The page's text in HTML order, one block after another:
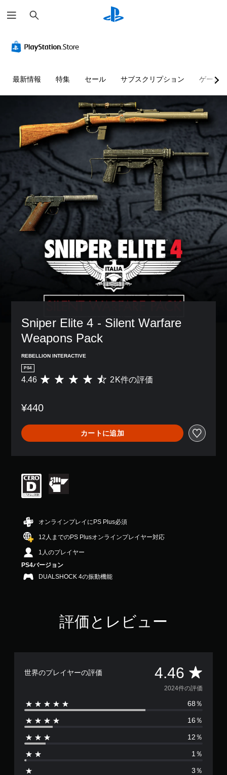
索
最新情報 特集 セール サブスクリプション ゲーム
Sniper Elite 4 - Silent Warfare
Weapons Pack
REBELLION INTERACTIVE
PS4
評
は
K
、
平
は
段
中
の
4
4
6
で
す
4.46 2K件の評価
¥440
カートに追加
オンラインプレイにPS Plus必須
12人までのPS Plusオンラインプレイヤー対応
1人のプレイヤー
PS4バージョン
DUALSHOCK 4の振動機能
評価とレビュー
世界のプレイヤーの評価 4.46 評
価
数
は
0
2024件の評価
68％
16％
12％
1％
3％